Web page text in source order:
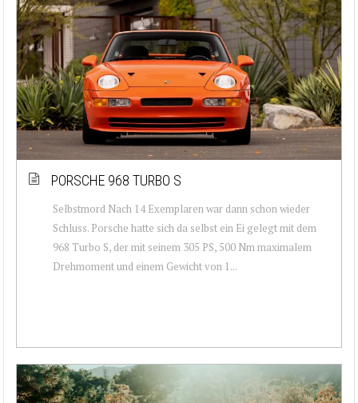
PORSCHE 968 TURBO S
Selbstmord Nach 14 Exemplaren war dann schon wieder
Schluss. Porsche hatte sich da selbst ein Ei gelegt mit dem
968 Turbo S, der mit seinem 305 PS, 500 Nm maximalem
Drehmoment und einem Gewicht von 1...